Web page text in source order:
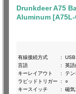
Drunkdeer A75
Aluminum [A75L-
有線接続方式
:
USB
言語
:
英語
キーレイアウト
:
テン
ラピッドトリガー
:
○
キースイッチ
:
磁気